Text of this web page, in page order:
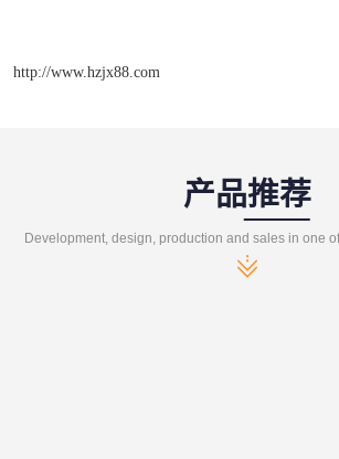
http://www.hzjx88.com
产品推荐